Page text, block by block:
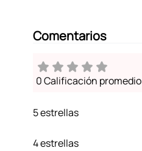
Comentarios
0 Calificación promedio
5 estrellas
4 estrellas